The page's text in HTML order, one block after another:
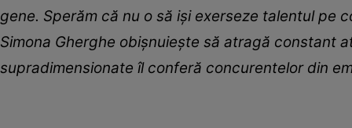
gene. Sperăm că nu o să iși exerseze talentul
Simona Gherghe obișnuiește să atragă constant
supradimensionate îl conferă concurentelor din